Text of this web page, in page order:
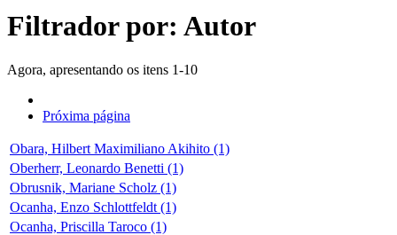
Filtrador por: Autor
Agora, apresentando os itens 1-10
Próxima página
Obara, Hilbert Maximiliano Akihito (1)
Oberherr, Leonardo Benetti (1)
Obrusnik, Mariane Scholz (1)
Ocanha, Enzo Schlottfeldt (1)
Ocanha, Priscilla Taroco (1)